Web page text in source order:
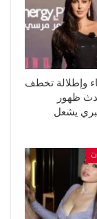
وإطلالة تخطف
ظهور
يشعل